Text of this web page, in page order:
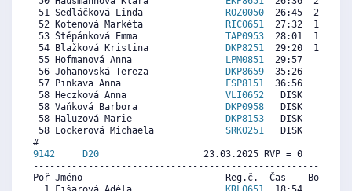
51 Sedláčková Linda
ROZ0050
26:45  2385
52 Kotenová Markéta
RIC0651
27:32  1982
53 Štěpánková Emma TAP0953
28:01  1734
54 Blažková Kristina
DKP8251
29:20  1057
55 Hofmanová Anna
LPM0851
29:57   740
56 Johanovská Tereza
DKP8659
35:26     0
57 Pinkava Anna
FSP8151
36:56     0
58 Heczková Anna VLI0652
DISK     0
58 Vaňková Barbora
DKP0958
DISK     0
58 Haluzová Marie
DKP8153
DISK     0
58 Lockerová Michaela SRK0251
DISK     0
9142
D20
23.03.2025 RVP = 0     IP
Poř Jméno                          Reg.č.  Čas    Body